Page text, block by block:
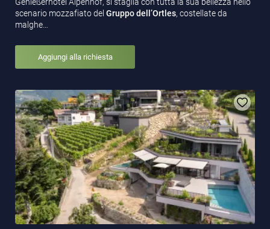
scenario mozzafiato del Gruppo dell’Ortles, costellate da
malghe…
Aggiungi alla richiesta